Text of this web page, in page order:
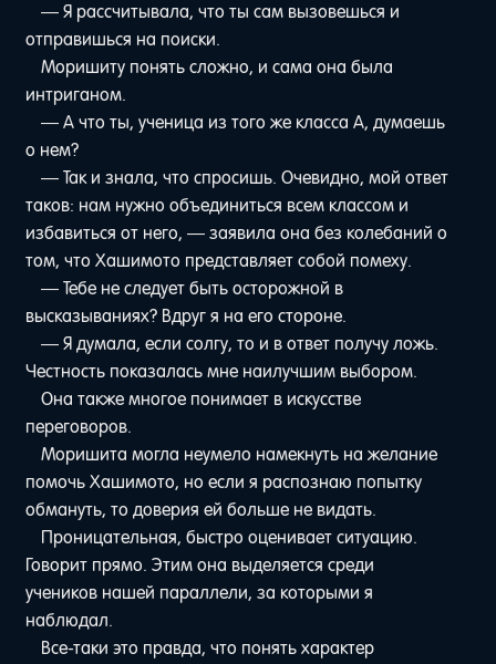
— Я рассчитывала, что ты сам вызовешься и
отправишься на поиски.
Моришиту понять сложно, и сама она была
интриганом.
— А что ты, ученица из того же класса A, думаешь
о нем?
— Так и знала, что спросишь. Очевидно, мой ответ
таков: нам нужно объединиться всем классом и
избавиться от него, — заявила она без колебаний о
том, что Хашимото представляет собой помеху.
— Тебе не следует быть осторожной в
высказываниях? Вдруг я на его стороне.
— Я думала, если солгу, то и в ответ получу ложь.
Честность показалась мне наилучшим выбором.
Она также многое понимает в искусстве
переговоров.
Моришита могла неумело намекнуть на желание
помочь Хашимото, но если я распознаю попытку
обмануть, то доверия ей больше не видать.
Проницательная, быстро оценивает ситуацию.
Говорит прямо. Этим она выделяется среди
учеников нашей параллели, за которыми я
наблюдал.
Все-таки это правда, что понять характер